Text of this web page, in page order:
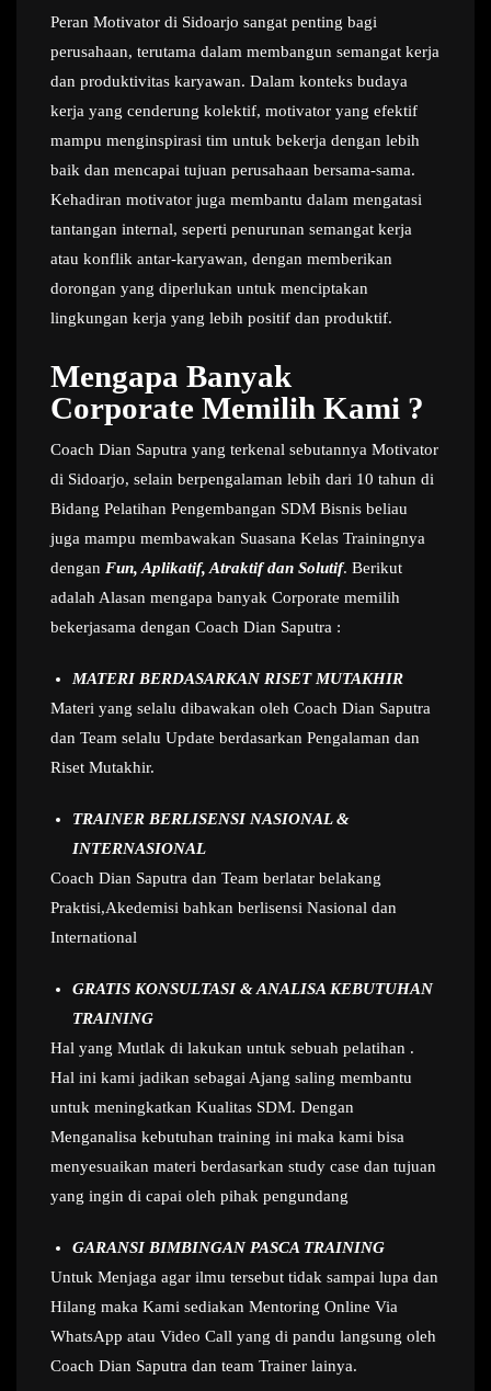
Peran Motivator di Sidoarjo sangat penting bagi
perusahaan, terutama dalam membangun semangat kerja
dan produktivitas karyawan. Dalam konteks budaya
kerja yang cenderung kolektif, motivator yang efektif
mampu menginspirasi tim untuk bekerja dengan lebih
baik dan mencapai tujuan perusahaan bersama-sama.
Kehadiran motivator juga membantu dalam mengatasi
tantangan internal, seperti penurunan semangat kerja
atau konflik antar-karyawan, dengan memberikan
dorongan yang diperlukan untuk menciptakan
lingkungan kerja yang lebih positif dan produktif.
Mengapa Banyak
Corporate Memilih Kami ?
Coach Dian Saputra yang terkenal sebutannya Motivator
di Sidoarjo, selain berpengalaman lebih dari 10 tahun di
Bidang Pelatihan Pengembangan SDM Bisnis beliau
juga mampu membawakan Suasana Kelas Trainingnya
dengan Fun, Aplikatif, Atraktif dan Solutif. Berikut
adalah Alasan mengapa banyak Corporate memilih
bekerjasama dengan Coach Dian Saputra :
MATERI BERDASARKAN RISET MUTAKHIR
Materi yang selalu dibawakan oleh Coach Dian Saputra
dan Team selalu Update berdasarkan Pengalaman dan
Riset Mutakhir.
TRAINER BERLISENSI NASIONAL &
INTERNASIONAL
Coach Dian Saputra dan Team berlatar belakang
Praktisi,Akedemisi bahkan berlisensi Nasional dan
International
GRATIS KONSULTASI & ANALISA KEBUTUHAN
TRAINING
Hal yang Mutlak di lakukan untuk sebuah pelatihan .
Hal ini kami jadikan sebagai Ajang saling membantu
untuk meningkatkan Kualitas SDM. Dengan
Menganalisa kebutuhan training ini maka kami bisa
menyesuaikan materi berdasarkan study case dan tujuan
yang ingin di capai oleh pihak pengundang
GARANSI BIMBINGAN PASCA TRAINING
Untuk Menjaga agar ilmu tersebut tidak sampai lupa dan
Hilang maka Kami sediakan Mentoring Online Via
WhatsApp atau Video Call yang di pandu langsung oleh
Coach Dian Saputra dan team Trainer lainya.